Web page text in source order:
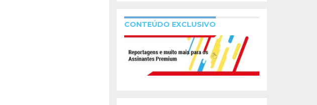
CONTEÚDO EXCLUSIVO